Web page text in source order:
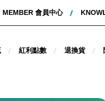
MEMBER 會員中心
紅利點數 退換貨